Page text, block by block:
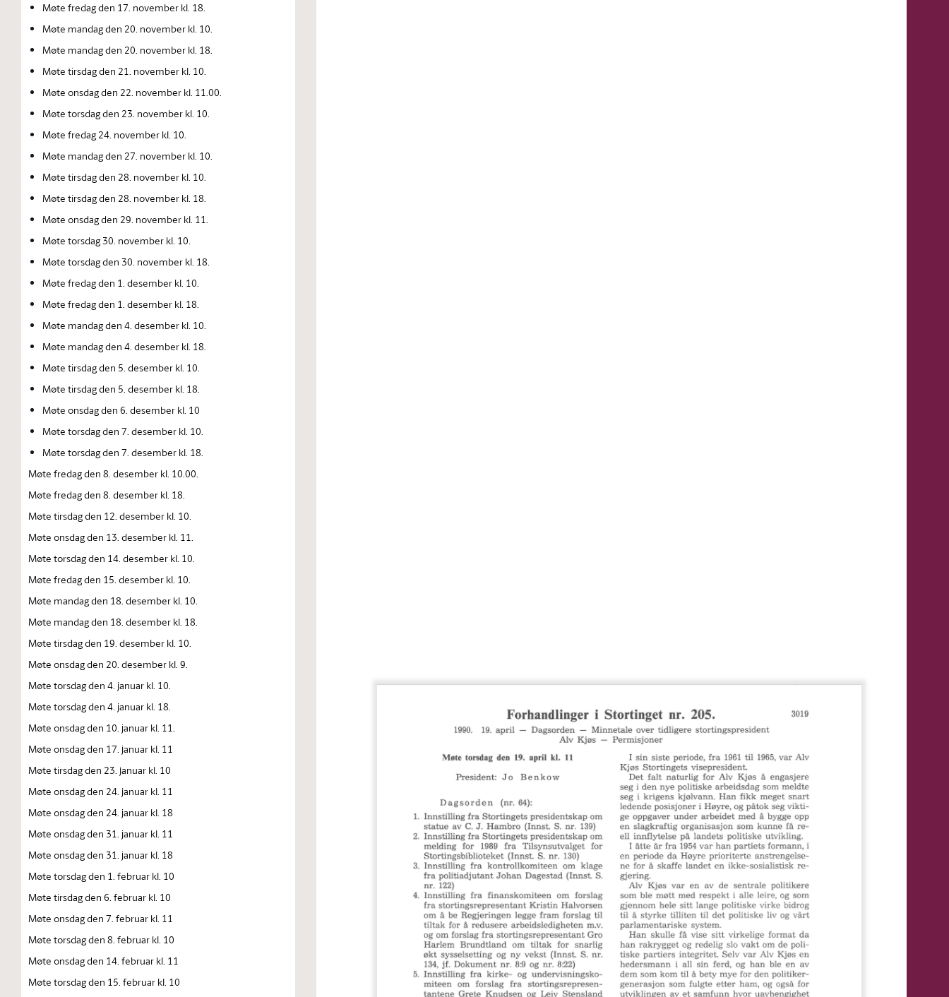
Møte fredag den 17. november kl. 18.
Møte mandag den 20. november kl. 10.
Møte mandag den 20. november kl. 18.
Møte tirsdag den 21. november kl. 10.
Møte onsdag den 22. november kl. 11.00.
Møte torsdag den 23. november kl. 10.
Møte fredag 24. november kl. 10.
Møte mandag den 27. november kl. 10.
Møte tirsdag den 28. november kl. 10.
Møte tirsdag den 28. november kl. 18.
Møte onsdag den 29. november kl. 11.
Møte torsdag 30. november kl. 10.
Møte torsdag den 30. november kl. 18.
Møte fredag den 1. desember kl. 10.
Møte fredag den 1. desember kl. 18.
Møte mandag den 4. desember kl. 10.
Møte mandag den 4. desember kl. 18.
Møte tirsdag den 5. desember kl. 10.
Møte tirsdag den 5. desember kl. 18.
Møte onsdag den 6. desember kl. 10
Møte torsdag den 7. desember kl. 10.
Møte torsdag den 7. desember kl. 18.
Møte fredag den 8. desember kl. 10.00.
Møte fredag den 8. desember kl. 18.
Møte tirsdag den 12. desember kl. 10.
Møte onsdag den 13. desember kl. 11.
Møte torsdag den 14. desember kl. 10.
Møte fredag den 15. desember kl. 10.
Møte mandag den 18. desember kl. 10.
Møte mandag den 18. desember kl. 18.
Møte tirsdag den 19. desember kl. 10.
Møte onsdag den 20. desember kl. 9.
Møte torsdag den 4. januar kl. 10.
Møte torsdag den 4. januar kl. 18.
Møte onsdag den 10. januar kl. 11.
Møte onsdag den 17. januar kl. 11
Møte tirsdag den 23. januar kl. 10
Møte onsdag den 24. januar kl. 11
Møte onsdag den 24. januar kl. 18
Møte onsdag den 31. januar kl. 11
Møte onsdag den 31. januar kl. 18
Møte torsdag den 1. februar kl. 10
Møte tirsdag den 6. februar kl. 10
Møte onsdag den 7. februar kl. 11
Møte torsdag den 8. februar kl. 10
Møte onsdag den 14. februar kl. 11
Møte torsdag den 15. februar kl. 10